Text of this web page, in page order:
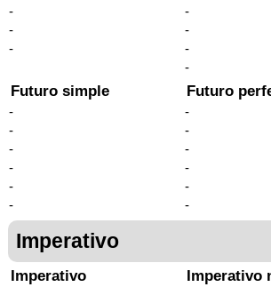
-
-
-
-
-
-
-
Futuro simple
-
-
-
-
-
-
Futuro
-
-
-
-
-
-
Imperativo
Imperativo Imperativo